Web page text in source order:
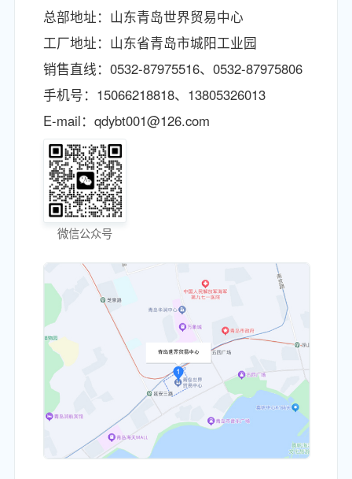
总部地址：山东青岛世界贸易中心
工厂地址：山东省青岛市城阳工业园
销售直线： 0532-87975516、 0532-87975806
手机号： 15066218818、 13805326013
E-mail： qdybt001@126.com
微信公众号